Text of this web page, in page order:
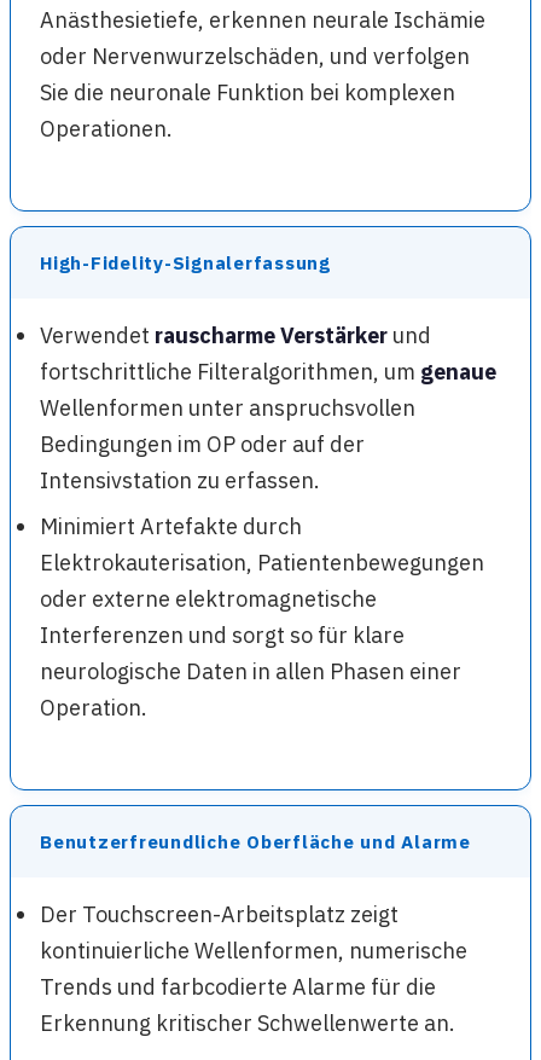
Anästhesietiefe, erkennen neurale Ischämie
oder Nervenwurzelschäden, und verfolgen
Sie die neuronale Funktion bei komplexen
Operationen.
High-Fidelity-Signalerfassung
Verwendet rauscharme Verstärker und
fortschrittliche Filteralgorithmen, um genaue
Wellenformen unter anspruchsvollen
Bedingungen im OP oder auf der
Intensivstation zu erfassen.
Minimiert Artefakte durch
Elektrokauterisation, Patientenbewegungen
oder externe elektromagnetische
Interferenzen und sorgt so für klare
neurologische Daten in allen Phasen einer
Operation.
Benutzerfreundliche Oberfläche und Alarme
Der Touchscreen-Arbeitsplatz zeigt
kontinuierliche Wellenformen, numerische
Trends und farbcodierte Alarme für die
Erkennung kritischer Schwellenwerte an.